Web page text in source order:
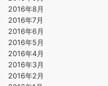
2016年8月
2016年7月
2016年6月
2016年5月
2016年4月
2016年3月
2016年2月